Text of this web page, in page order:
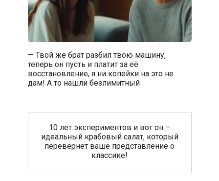
— Твой же брат разбил твою машину,
теперь он пусть и платит за её
восстановление, я ни копейки на это не
дам! А то нашли безлимитный
10 лет экспериментов и вот он –
идеальный крабовый салат, который
перевернет ваше представление о
классике!